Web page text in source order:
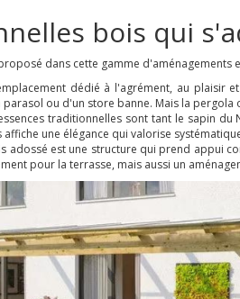
bois qui
dans cette gamme d'aménagements
dédié à l'agrément, au plaisir
ou d'un store banne. Mais la
traditionnelles sont tant le sapin
une élégance qui valorise
est une structure qui prend appui
pour la terrasse, mais aussi un